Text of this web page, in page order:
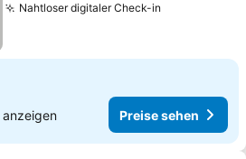
Nahtloser digitaler Check-in
anzeigen Preise sehen